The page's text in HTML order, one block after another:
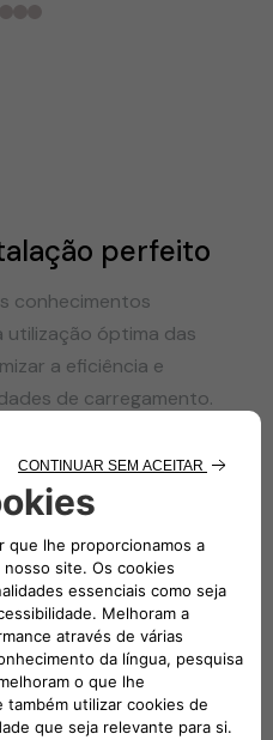
2 3
perfeito
conhecimentos
utilização óptima das
a eficiência e
de carregamento.